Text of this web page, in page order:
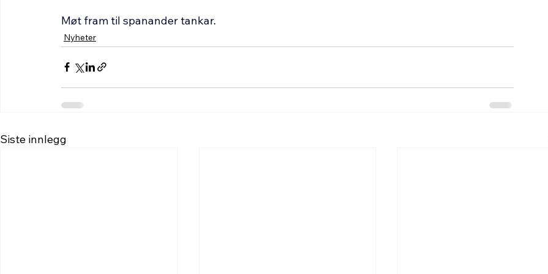
Møt fram til spanander tankar.
Nyheter
Siste innlegg